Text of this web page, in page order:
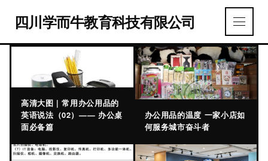
四川学而牛教育科技有限公司
高清大图 | 常用办公用品的
英语说法（02）—— 办公桌
面必备篇
办公用品的温度 一家小店如
何服务城市奋斗者